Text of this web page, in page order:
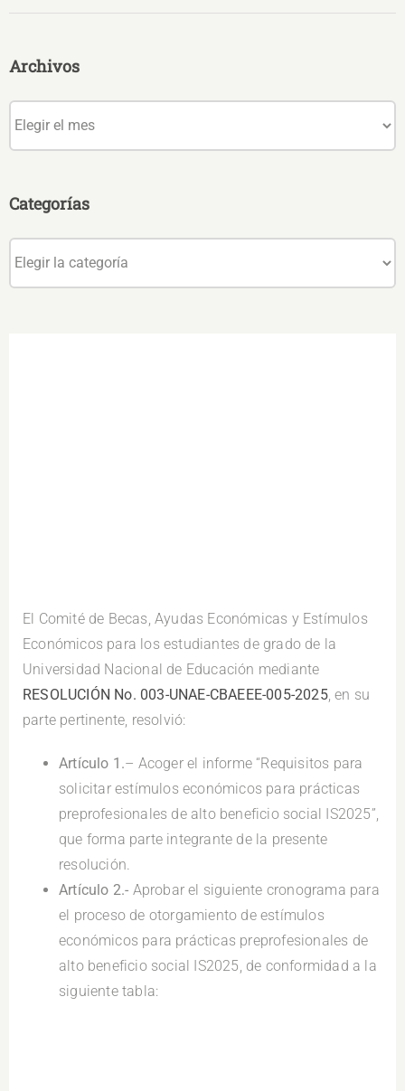
El Comité de Becas, Ayudas Económicas y Estímulos
Económicos para los estudiantes de grado de la
Universidad Nacional de Educación mediante
RESOLUCIÓN No. 003-UNAE-CBAEEE-005-2025, en su
parte pertinente, resolvió:
Artículo 1.– Acoger el informe “Requisitos para
solicitar estímulos económicos para prácticas
preprofesionales de alto beneficio social IS2025”,
que forma parte integrante de la presente
resolución.
Artículo 2.- Aprobar el siguiente cronograma para
el proceso de otorgamiento de estímulos
económicos para prácticas preprofesionales de
alto beneficio social IS2025, de conformidad a la
siguiente tabla:
Archivos
Categorías